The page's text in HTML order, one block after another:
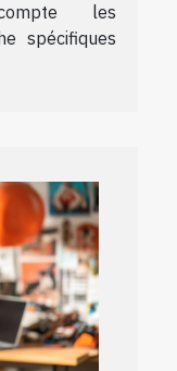
les
spécifiques